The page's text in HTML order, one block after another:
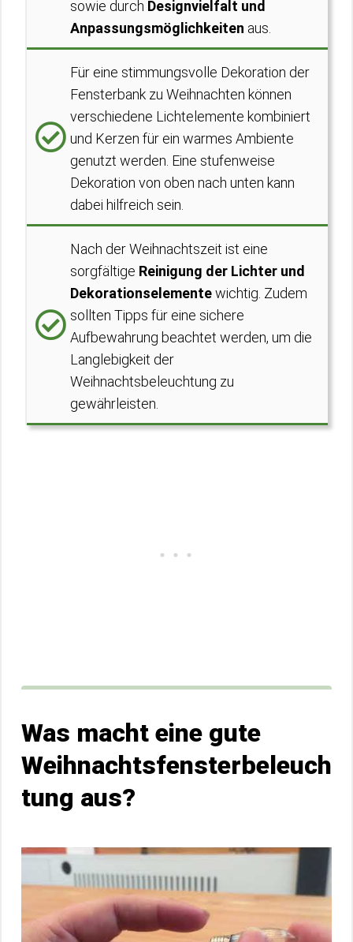
sowie durch Designvielfalt und
Anpassungsmöglichkeiten aus.
Für eine stimmungsvolle Dekoration der
Fensterbank zu Weihnachten können
verschiedene Lichtelemente kombiniert
und Kerzen für ein warmes Ambiente
genutzt werden. Eine stufenweise
Dekoration von oben nach unten kann
dabei hilfreich sein.
Nach der Weihnachtszeit ist eine
sorgfältige Reinigung der Lichter und
Dekorationselementewichtig. Zudem
sollten Tipps für eine sichere
Aufbewahrung beachtet werden, um die
Langlebigkeit der
Weihnachtsbeleuchtung zu
gewährleisten.
Was macht eine gute
Weihnachtsfensterbeleuch
tung aus?